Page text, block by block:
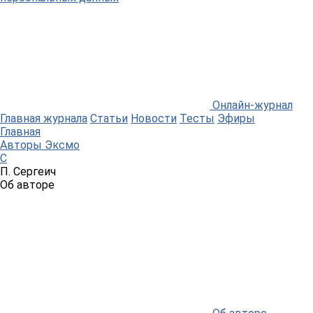
Онлайн-журнал
Главная журнала Статьи Новости Тесты Эфиры
Главная
Авторы Эксмо
С
П. Сергеич
Об авторе